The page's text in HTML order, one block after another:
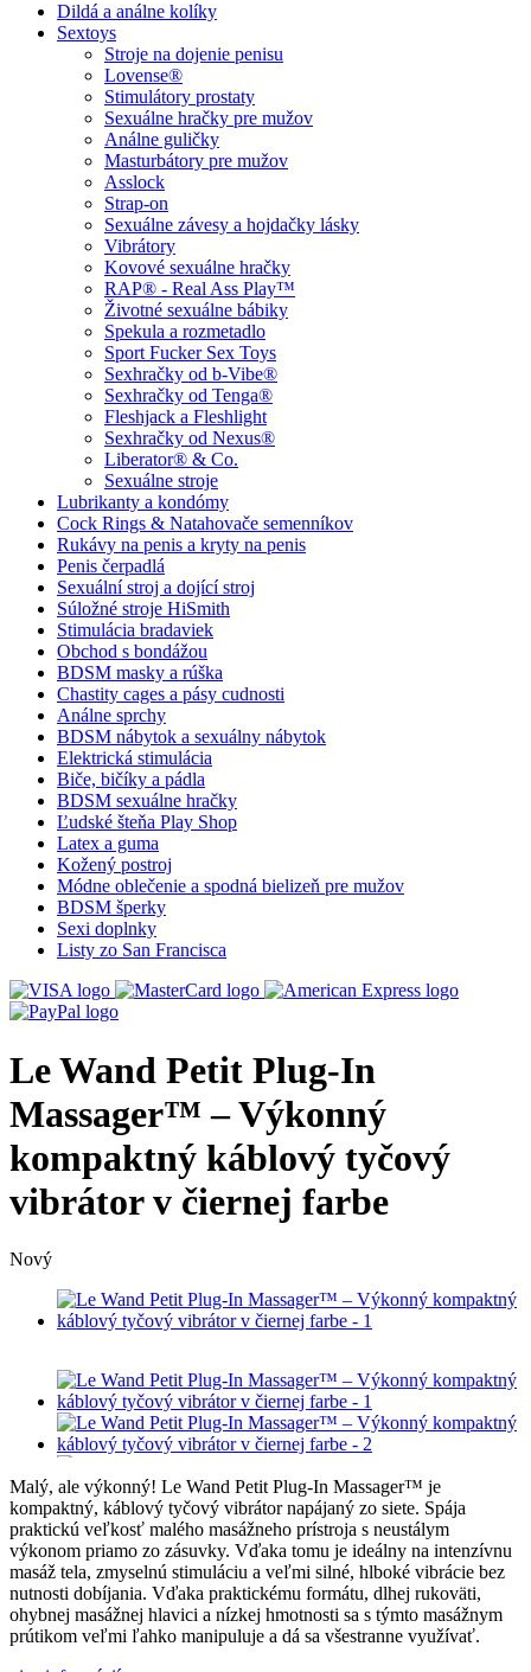
Dildá a análne kolíky
Sextoys
Stroje na dojenie penisu
Lovense®
Stimulátory prostaty
Sexuálne hračky pre mužov
Análne guličky
Masturbátory pre mužov
Asslock
Strap-on
Sexuálne závesy a hojdačky lásky
Vibrátory
Kovové sexuálne hračky
RAP® - Real Ass Play™
Životné sexuálne bábiky
Spekula a rozmetadlo
Sport Fucker Sex Toys
Sexhračky od b-Vibe®
Sexhračky od Tenga®
Fleshjack a Fleshlight
Sexhračky od Nexus®
Liberator® & Co.
Sexuálne stroje
Lubrikanty a kondómy
Cock Rings & Natahovače semenníkov
Rukávy na penis a kryty na penis
Penis čerpadlá
Sexuální stroj a dojící stroj
Súložné stroje HiSmith
Stimulácia bradaviek
Obchod s bondážou
BDSM masky a rúška
Chastity cages a pásy cudnosti
Análne sprchy
BDSM nábytok a sexuálny nábytok
Elektrická stimulácia
Biče, bičíky a pádla
BDSM sexuálne hračky
Ľudské šteňa Play Shop
Latex a guma
Kožený postroj
Módne oblečenie a spodná bielizeň pre mužov
BDSM šperky
Sexi doplnky
Listy zo San Francisca
Le Wand Petit Plug-In
Massager™ – Výkonný
kompaktný káblový tyčový
vibrátor v čiernej farbe
Nový
Malý, ale výkonný! Le Wand Petit Plug-In Massager™ je
kompaktný, káblový tyčový vibrátor napájaný zo siete. Spája
praktickú veľkosť malého masážneho prístroja s neustálym
výkonom priamo zo zásuvky. Vďaka tomu je ideálny na intenzívnu
masáž tela, zmyselnú stimuláciu a veľmi silné, hlboké vibrácie bez
nutnosti dobíjania. Vďaka praktickému formátu, dlhej rukoväti,
ohybnej masážnej hlavici a nízkej hmotnosti sa s týmto masážnym
prútikom veľmi ľahko manipuluje a dá sa všestranne využívať.